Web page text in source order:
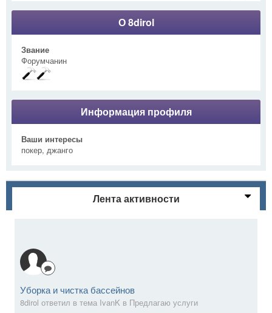
О 8dirol
Звание
Форумчанин
Информация профиля
Ваши интересы
покер, джанго
Лента активности
Уборка и чистка бассейнов
8dirol ответил в тема IvanK в Предлагаю услуги